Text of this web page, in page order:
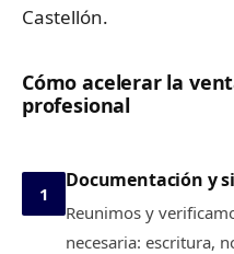
Castellón.
Cómo acelerar la
profesional
1
Documentación y
Reunimos y
necesaria: escritura,